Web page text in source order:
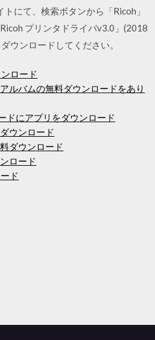
にて、検索ボタンから「Ricoh」
プリンタドライバv3.0」(2018
ウンロードしてください。
ロード
ルバムの無料ダウンロードをあり
ドにアプリをダウンロード
ウンロード
ダウンロード
ロード
ド